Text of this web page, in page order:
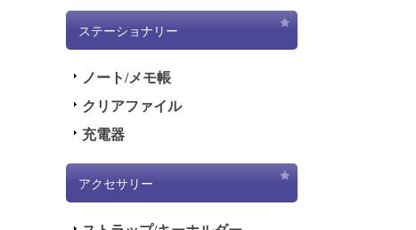
ステーショナリー
ノート/メモ帳
クリアファイル
充電器
アクセサリー